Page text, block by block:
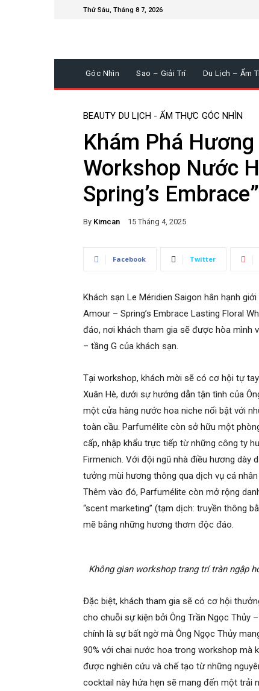
Thứ Sáu, Tháng 8 7, 2026
Góc Nhìn Sao – Giải Trí Du Lịch – Ẩm
BEAUTY DU LỊCH - ẨM THỰC GÓC NHÌN
Khám Phá
Workshop Nước
Spring’s
By Kimcan 15 Tháng 4, 2025
Facebook Twitter
Khách sạn Le Méridien Saigon hân hạnh
Amour – Spring’s Embrace Lasting Floral
đáo, nơi khách tham gia sẽ được hòa mình
– tầng G của khách sạn.
Tại workshop, khách mời sẽ có cơ hội tự
Xuân Hè, dưới sự hướng dẫn tận tình của
một cửa hàng nước hoa niche nổi bật với
toàn cầu. Parfumélite còn sở hữu một
cấp, nhập khẩu trực tiếp từ những công ty
Firmenich. Với đội ngũ nhà điều hương dày
tưởng mùi hương thông qua dịch vụ cá
Thêm vào đó, Parfumélite còn mở rộng
“scent marketing” (tạm dịch: truyền thông
mẽ bằng những hương thơm độc đáo.
Không gian workshop trang trí tràn ngập
Đặc biệt, khách tham gia sẽ có cơ hội
cho chuỗi sự kiện bởi Ông Trần Ngọc Thủy
chính là sự bất ngờ mà Ông Ngọc Thủy
90% với chai nước hoa trong workshop mà
được nghiên cứu và chế tạo từ những
cocktail này hứa hẹn sẽ mang đến một trải